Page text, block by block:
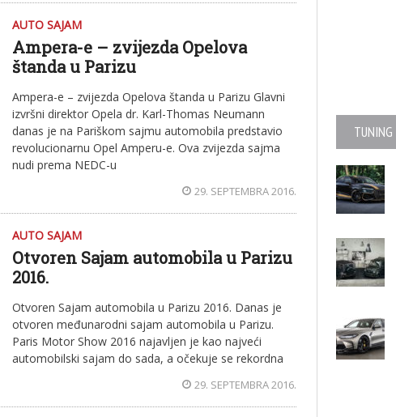
AUTO SAJAM
Ampera-e – zvijezda Opelova
štanda u Parizu
Ampera-e – zvijezda Opelova štanda u Parizu Glavni
izvršni direktor Opela dr. Karl-Thomas Neumann
danas je na Pariškom sajmu automobila predstavio
revolucionarnu Opel Amperu-e. Ova zvijezda sajma
nudi prema NEDC-u
29. SEPTEMBRA 2016.
AUTO SAJAM
Otvoren Sajam automobila u Parizu
2016.
Otvoren Sajam automobila u Parizu 2016. Danas je
otvoren međunarodni sajam automobila u Parizu.
Paris Motor Show 2016 najavljen je kao najveći
automobilski sajam do sada, a očekuje se rekordna
29. SEPTEMBRA 2016.
TUNING